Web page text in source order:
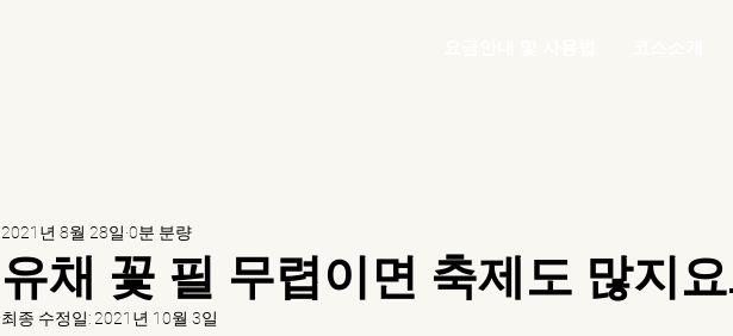
유채 꽃 필 무렵이면 축제도 많지요.
2021년 8월 28일 0분 분량
최종 수정일:2021년 10월 3일